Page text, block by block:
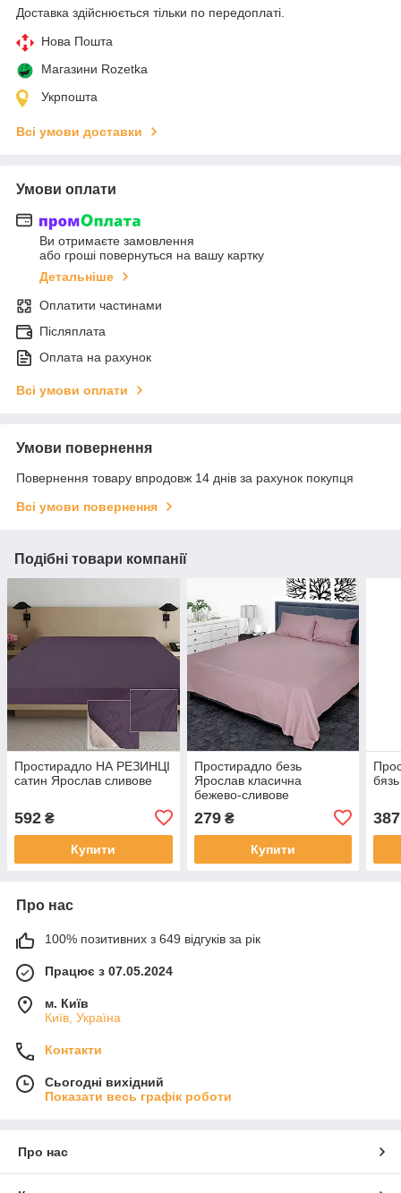
Доставка здійснюється тільки по передоплаті.
Нова Пошта
Магазини Rozetka
Укрпошта
Всі умови доставки
Умови оплати
Ви отримаєте замовлення
або гроші повернуться на вашу картку
Детальніше
Оплатити частинами
Післяплата
Оплата на рахунок
Всі умови оплати
Умови повернення
Повернення товару впродовж 14 днів за рахунок покупця
Всі умови повернення
Подібні товари компанії
Простирадло НА РЕЗИНЦІ
сатин Ярослав сливове
592 ₴
Купити
Простирадло безь
Ярослав класична
бежево-сливове
279₴
Купити
387
Про нас
100% позитивних з 649 відгуків за рік
Працює з 07.05.2024
м. Київ
Київ, Україна
Контакти
Сьогодні вихідний
Показати весь графік роботи
Про нас